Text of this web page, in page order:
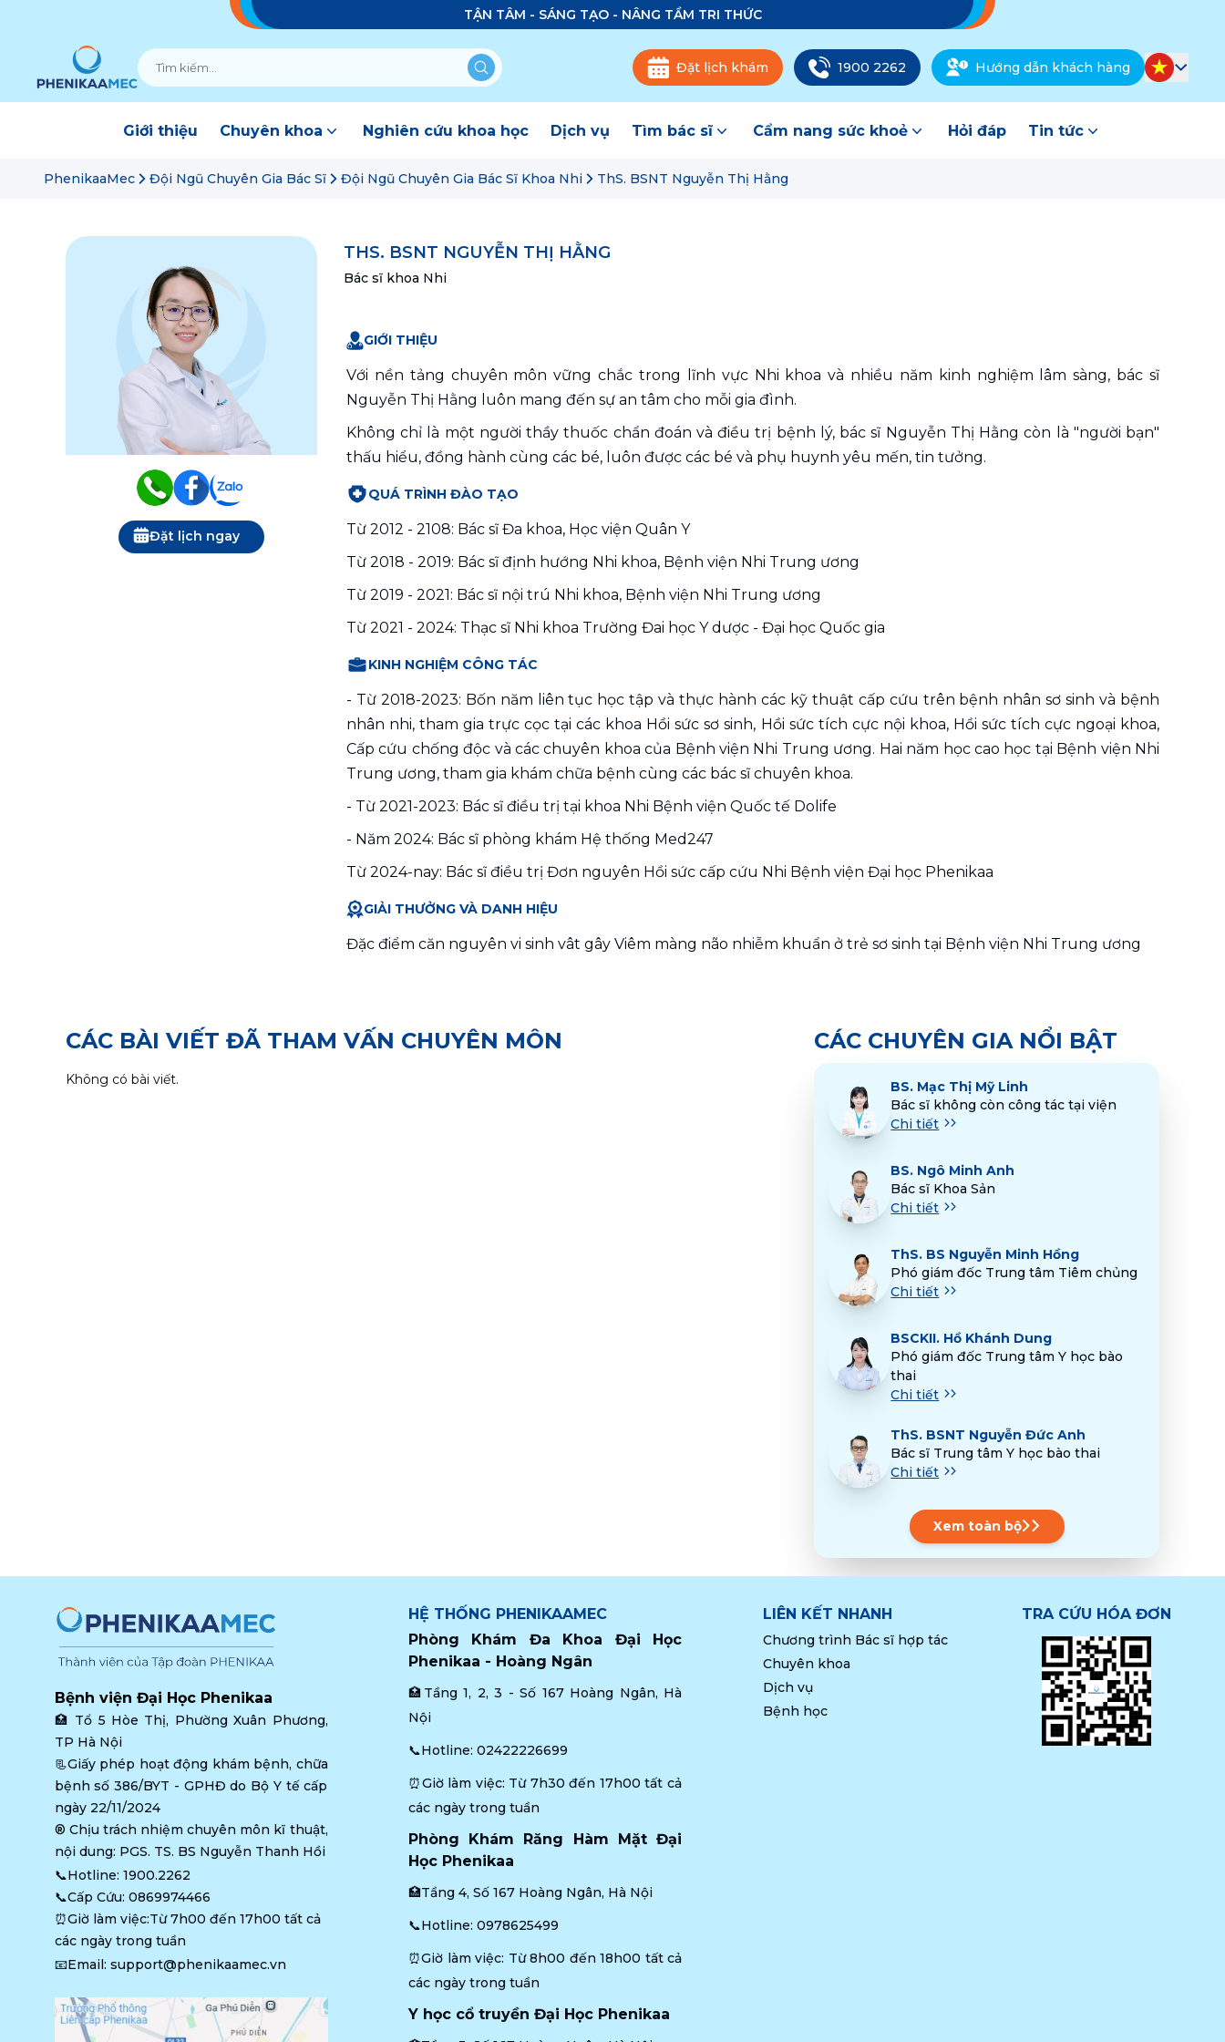
TẬN TÂM - SÁNG TẠO - NÂNG TẦM TRI THỨC
Đặt lịch khám 1900 2262 Hướng dẫn khách hàng
Giới thiệu Chuyên khoa Nghiên cứu khoa học Dịch vụ Tìm bác sĩ Cẩm nang sức khoẻ Hỏi đáp Tin tức
PhenikaaMec Đội Ngũ Chuyên Gia Bác Sĩ Đội Ngũ Chuyên Gia Bác Sĩ Khoa Nhi ThS. BSNT Nguyễn Thị Hằng
THS. BSNT NGUYỄN THỊ HẰNG
Bác sĩ khoa Nhi
Đặt lịch ngay
GIỚI THIỆU
Với nền tảng chuyên môn vững chắc trong lĩnh vực Nhi khoa và nhiều năm kinh nghiệm lâm sàng, bác sĩ
Nguyễn Thị Hằng luôn mang đến sự an tâm cho mỗi gia đình.
Không chỉ là một người thầy thuốc chẩn đoán và điều trị bệnh lý, bác sĩ Nguyễn Thị Hằng còn là "người bạn"
thấu hiểu, đồng hành cùng các bé, luôn được các bé và phụ huynh yêu mến, tin tưởng.
QUÁ TRÌNH ĐÀO TẠO
Từ 2012 - 2108: Bác sĩ Đa khoa, Học viện Quân Y
Từ 2018 - 2019: Bác sĩ định hướng Nhi khoa, Bệnh viện Nhi Trung ương
Từ 2019 - 2021: Bác sĩ nội trú Nhi khoa, Bệnh viện Nhi Trung ương
Từ 2021 - 2024: Thạc sĩ Nhi khoa Trường Đai học Y dược - Đại học Quốc gia
KINH NGHIỆM CÔNG TÁC
- Từ 2018-2023: Bốn năm liên tục học tập và thực hành các kỹ thuật cấp cứu trên bệnh nhân sơ sinh và bệnh
nhân nhi, tham gia trực cọc tại các khoa Hồi sức sơ sinh, Hồi sức tích cực nội khoa, Hồi sức tích cực ngoại khoa,
Cấp cứu chống độc và các chuyên khoa của Bệnh viện Nhi Trung ương. Hai năm học cao học tại Bệnh viện Nhi
Trung ương, tham gia khám chữa bệnh cùng các bác sĩ chuyên khoa.
- Từ 2021-2023: Bác sĩ điều trị tại khoa Nhi Bệnh viện Quốc tế Dolife
- Năm 2024: Bác sĩ phòng khám Hệ thống Med247
Từ 2024-nay: Bác sĩ điều trị Đơn nguyên Hồi sức cấp cứu Nhi Bệnh viện Đại học Phenikaa
GIẢI THƯỞNG VÀ DANH HIỆU
Đặc điểm căn nguyên vi sinh vât gây Viêm màng não nhiễm khuẩn ở trẻ sơ sinh tại Bệnh viện Nhi Trung ương
CÁC BÀI VIẾT ĐÃ THAM VẤN CHUYÊN MÔN
Không có bài viết.
CÁC CHUYÊN GIA NỔI BẬT
BS. Mạc Thị Mỹ Linh
Bác sĩ không còn công tác tại viện
Chi tiết
BS. Ngô Minh Anh
Bác sĩ Khoa Sản
Chi tiết
ThS. BS Nguyễn Minh Hồng
Phó giám đốc Trung tâm Tiêm chủng
Chi tiết
BSCKII. Hồ Khánh Dung
Phó giám đốc Trung tâm Y học bào
thai
Chi tiết
ThS. BSNT Nguyễn Đức Anh
Bác sĩ Trung tâm Y học bào thai
Chi tiết
Xem toàn bộ
Bệnh viện Đại Học Phenikaa
🏥 Tổ 5 Hòe Thị, Phường Xuân Phương,
TP Hà Nội
📃Giấy phép hoạt động khám bệnh, chữa
bệnh số 386/BYT - GPHĐ do Bộ Y tế cấp
ngày 22/11/2024
®️ Chịu trách nhiệm chuyên môn kĩ thuật,
nội dung: PGS. TS. BS Nguyễn Thanh Hồi
📞Hotline: 1900.2262
📞Cấp Cứu: 0869974466
⏰Giờ làm việc:Từ 7h00 đến 17h00 tất cả
các ngày trong tuần
📧Email: support@phenikaamec.vn
HỆ THỐNG PHENIKAAMEC
Phòng Khám Đa Khoa Đại Học
Phenikaa - Hoàng Ngân
🏥Tầng 1, 2, 3 - Số 167 Hoàng Ngân, Hà
Nội
📞Hotline: 02422226699
⏰Giờ làm việc: Từ 7h30 đến 17h00 tất cả
các ngày trong tuần
Phòng Khám Răng Hàm Mặt Đại
Học Phenikaa
🏥Tầng 4, Số 167 Hoàng Ngân, Hà Nội
📞Hotline: 0978625499
⏰Giờ làm việc: Từ 8h00 đến 18h00 tất cả
các ngày trong tuần
Y học cổ truyền Đại Học Phenikaa
LIÊN KẾT NHANH
Chương trình Bác sĩ hợp tác
Chuyên khoa
Dịch vụ
Bệnh học
TRA CỨU HÓA ĐƠN